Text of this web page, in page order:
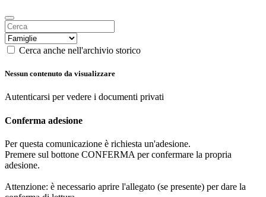
Cerca anche nell'archivio storico
Nessun contenuto da visualizzare
Autenticarsi per vedere i documenti privati
Conferma adesione
Per questa comunicazione è richiesta un'adesione.
Premere sul bottone CONFERMA per confermare la propria
adesione.
Attenzione: è necessario aprire l'allegato (se presente) per dare la